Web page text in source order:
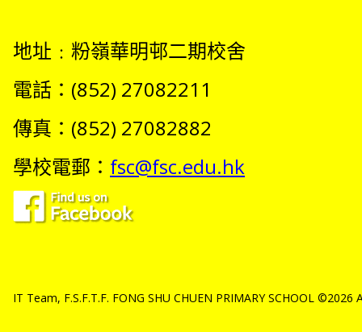
地址﹕粉嶺華明邨二期校舍
電話：(852) 27082211
傳真：(852) 27082882
學校電郵： fsc@fsc.edu.hk
IT Team, F.S.F.T.F. FONG SHU CHUEN PRIMARY SCHOOL ©2026